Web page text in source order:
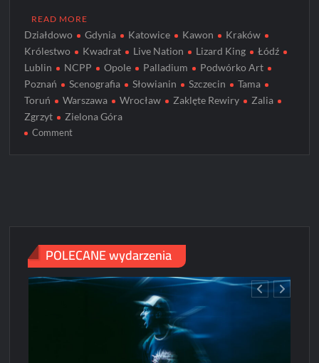
READ MORE
Działdowo Gdynia Katowice Kawon
Kraków
Królestwo
Kwadrat Live Nation Lizard King
Łódź
Lublin
NCPP Opole Palladium
Podwórko Art
Poznań
Scenografia Słowianin Szczecin
Tama
Toruń
Warszawa Wrocław Zaklęte Rewiry
Zalia
Zgrzyt
Zielona Góra
Commenton
POLECANE wydarzenia